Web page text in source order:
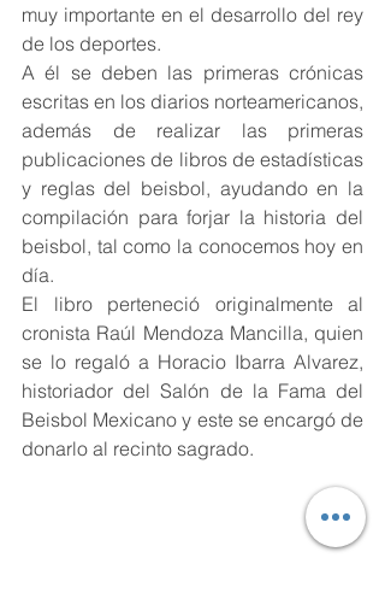
muy importante en el desarrollo del rey
de los deportes.
A él se deben las primeras crónicas
escritas en los diarios norteamericanos,
además de realizar las primeras
publicaciones de libros de estadísticas
y reglas del beisbol, ayudando en la
compilación para forjar la historia del
beisbol, tal como la conocemos hoy en
día.
El libro perteneció originalmente al
cronista Raúl Mendoza Mancilla, quien
se lo regaló a Horacio Ibarra Alvarez,
historiador del Salón de la Fama del
Beisbol Mexicano y este se encargó de
donarlo al recinto sagrado.